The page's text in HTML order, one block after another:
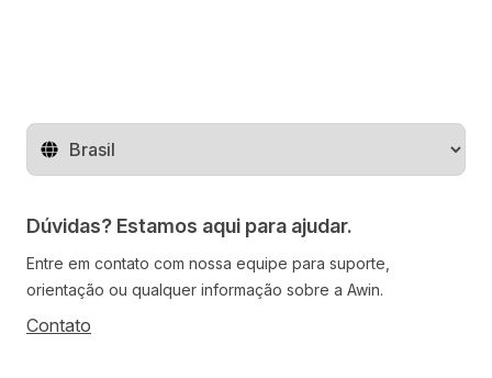
Mude o território
Dúvidas? Estamos aqui para ajudar.
Entre em contato com nossa equipe para suporte,
orientação ou qualquer informação sobre a Awin.
Contato